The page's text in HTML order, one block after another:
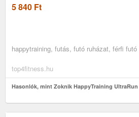
5 840 Ft
happytraining, futás, futó ruházat, férfi
top4fitness.hu
Hasonlók, mint Zoknik HappyTraining UltraRun